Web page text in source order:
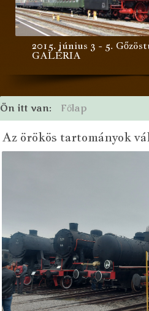
2015. június 3 - 5.
GALÉRIA
Ön itt van: Főlap
Az örökös tartományok